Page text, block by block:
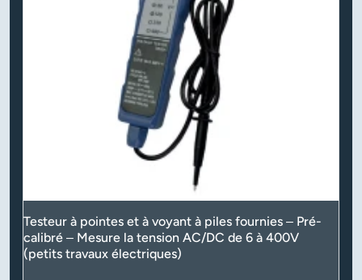
Testeur à pointes et à voyant à piles fournies – Pré-
calibré – Mesure la tension AC/DC de 6 à 400V
(petits travaux électriques)